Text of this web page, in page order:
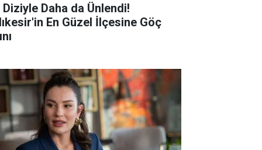
Daha da Ünlendi!
En Güzel İlçesine Göç